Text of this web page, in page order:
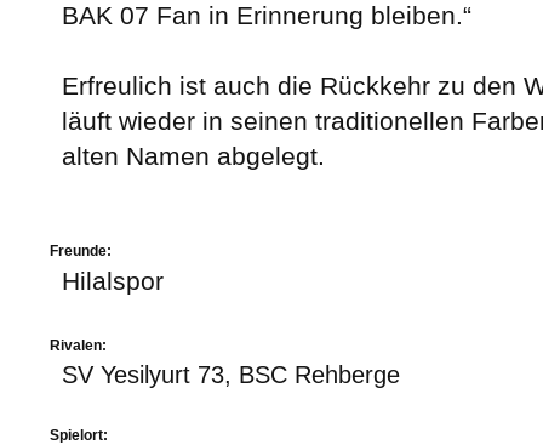
BAK 07 Fan in Erinnerung bleiben.“
Erfreulich ist auch die Rückkehr zu den
läuft wieder in seinen traditionellen
alten Namen abgelegt.
Freunde:
Hilalspor
Rivalen:
SV Yesilyurt 73, BSC Rehberge
Spielort: